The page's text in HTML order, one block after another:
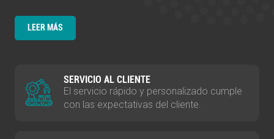
incluidos implantes ortopédicos, productos quirúrgicos y
consumibles médicos. Estamos comprometidos a
proporcionar productos de alta calidad, a precios
razonables e innovadores a los clientes tanto a nivel
nacional como internacional.
LEER MÁS
SERVICIO AL CLIENTE
El servicio rápido y personalizado cumple
con las expectativas del cliente.